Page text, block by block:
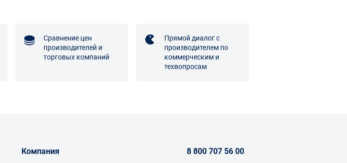
Сравнение цен
производителей и
торговых компаний
Прямой диалог с
производителем по
коммерческим и
техвопросам
Компания 8 800 707 56 00